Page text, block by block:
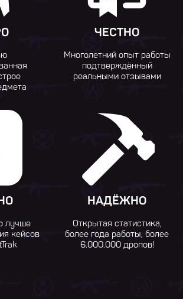
ЧЕСТНО
Многолетний опыт работы
подтверждённый
реальными отзывами
лучше
кейсов
НАДЁЖНО
Открытая статистика,
более года работы, более
6.000.000 дропов!